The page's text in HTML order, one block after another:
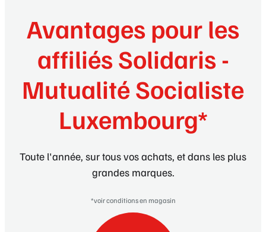
Avantages pour les
affiliés Solidaris -
Mutualité Socialiste
Luxembourg*
Toute l'année, sur tous vos achats, et dans les plus
grandes marques.
*voir conditions en magasin